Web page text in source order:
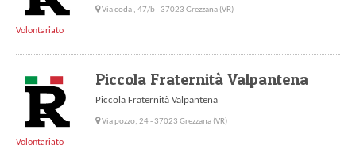
Via coda , 47/b - 37023 Grezzana (VR)
Volontariato
Piccola Fraternità Valpantena
Piccola Fraternità Valpantena
Via pozzo, 24 - 37023 Grezzana (VR)
Volontariato